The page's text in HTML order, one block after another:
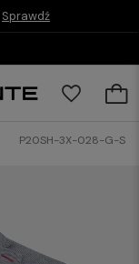
Sprawdź
P20SH-3X-028-G-S